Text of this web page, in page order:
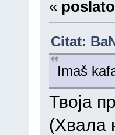
«
Citat:
Imaš
Твоја
(Хвала